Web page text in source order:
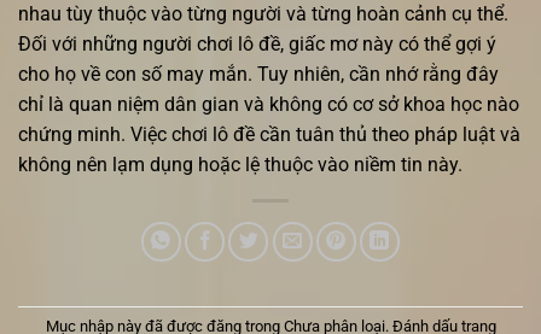
nhau tùy thuộc vào từng người và từng hoàn cảnh cụ thể.
Đối với những người chơi lô đề, giấc mơ này có thể gợi ý
cho họ về con số may mắn. Tuy nhiên, cần nhớ rằng đây
chỉ là quan niệm dân gian và không có cơ sở khoa học nào
chứng minh. Việc chơi lô đề cần tuân thủ theo pháp luật và
không nên lạm dụng hoặc lệ thuộc vào niềm tin này.
Mục nhập này đã được đăng trong Chưa phân loại. Đánh dấu trang